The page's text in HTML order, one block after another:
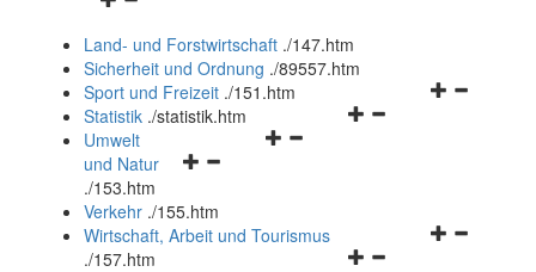
und
schließen
Land- und Forstwirtschaft ./147.htm
Sicherheit und Ordnung ./89557.htm
Navigationsmenü
Sport und Freizeit ./151.htm
Navigationsmenü
Statistik ./statistik.htm
Navigationsmenü
und
schließen
Umwelt
und Natur
./153.htm
Verkehr ./155.htm
Navigationsmenü
Wirtschaft, Arbeit und Tourismus
./157.htm